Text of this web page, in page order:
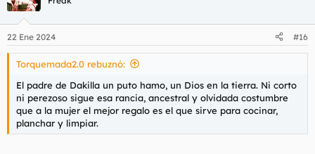
22 Ene 2024 #16
Torquemada2.0 rebuznó:
El padre de Dakilla un puto hamo, un Dios en la tierra. Ni corto
ni perezoso sigue esa rancia, ancestral y olvidada costumbre
que a la mujer el mejor regalo es el que sirve para cocinar,
planchar y limpiar.